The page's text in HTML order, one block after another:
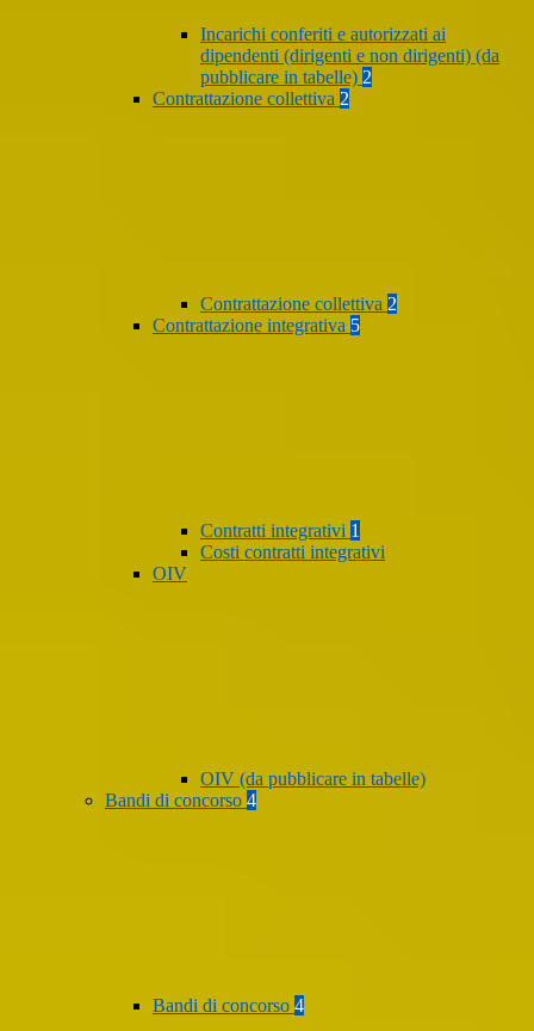
Incarichi conferiti e autorizzati ai
dipendenti (dirigenti e non dirigenti) (da
pubblicare in tabelle) 2
Contrattazione collettiva 2
Contrattazione collettiva 2
Contrattazione integrativa 5
Contratti integrativi 1
Costi contratti integrativi
OIV
OIV (da pubblicare in tabelle)
Bandi di concorso 4
Bandi di concorso 4